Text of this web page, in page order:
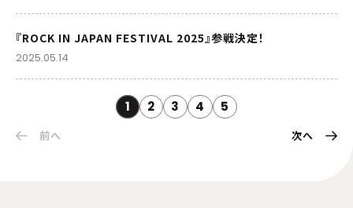
『ROCK IN JAPAN FESTIVAL 2025』参戦決定！
2025.05.14
1 2 3 4 5
前へ 次へ